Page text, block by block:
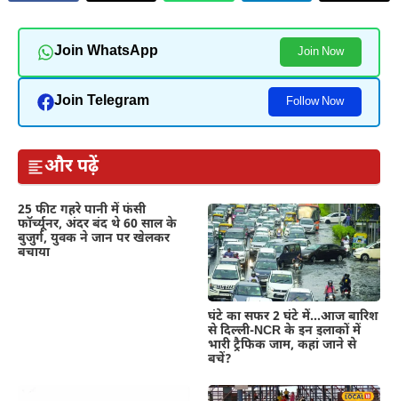
Join WhatsApp Join Now
Join Telegram Follow Now
और पढ़ें
25 फीट गहरे पानी में फंसी
फॉर्च्यूनर, अंदर बंद थे 60 साल के
बुजुर्ग, युवक ने जान पर खेलकर
बचाया
घंटे का सफर 2 घंटे में…आज बारिश
से दिल्ली-NCR के इन इलाकों में
भारी ट्रैफिक जाम, कहां जाने से
बचें?